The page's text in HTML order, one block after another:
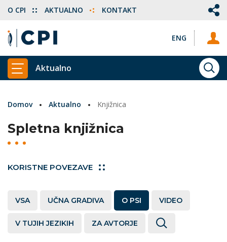
ENG
O CPI AKTUALNO KONTAKT
PRIKAŽI GLAVNI MENI
Aktualno
Domov Aktualno Knjižnica
Spletna knjižnica
KORISTNE POVEZAVE
VSA UČNA GRADIVA O PSI VIDEO
V TUJIH JEZIKIH ZA AVTORJE